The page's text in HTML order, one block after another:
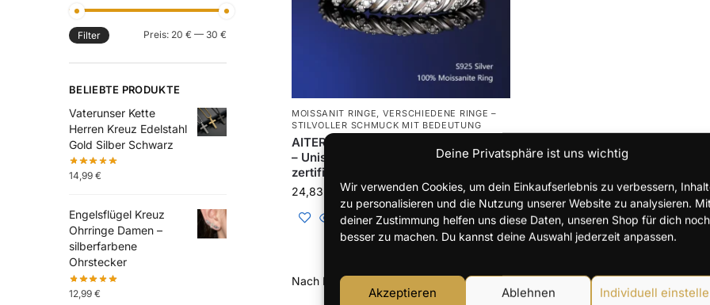
Deine Privatsphäre ist uns wichtig
Wir verwenden Cookies, um dein Einkaufserlebnis zu verbessern,
zu personalisieren und die Nutzung unserer Website zu analysieren.
deiner Zustimmung helfen uns diese Daten, unseren Shop für dich noch
besser zu machen. Du kannst deine Auswahl jederzeit anpassen.
Akzeptieren Ablehnen Individuell
MOISSANIT RINGE, VERSCHIEDENE RINGE –
STILVOLLER SCHMUCK MIT BEDEUTUNG
AITERNITY 925 Silber Moissanit-Ring
– Unisex Paarring, D-Farbe,
zertifiziert
24,83 –24,85€
Einzelnes Ergebnis wird
Filter Preis: 20 € — 30 €
BELIEBTE PRODUKTE
Vaterunser Kette
Herren Kreuz Edelstahl
Gold Silber Schwarz
14,99 €
Engelsflügel Kreuz
Ohrringe Damen –
silberfarbene
Ohrstecker
12,99 €